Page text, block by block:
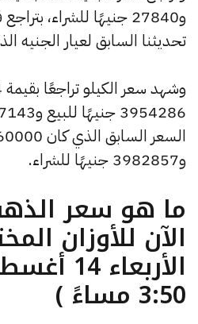
تحديثنا السابق لعيار الجنيه
و3982857 جنيهًا للشراء.
الآن للأوزان
3:50 مساءً )